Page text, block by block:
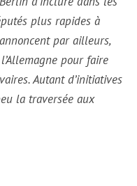
plus rapides à
par ailleurs,
pour faire
Autant d’initiatives
la traversée aux